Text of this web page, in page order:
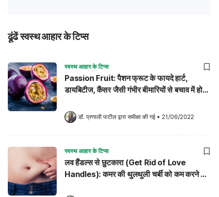
ढूंढें स्वस्थ आहार के टिप्स
स्वस्थ आहार के टिप्स
Passion Fruit: पैशन फ्रूट के फायदे हार्ट,
डायबिटीज, कैंसर जैसी गंभीर बीमारियों से बचाव में हो
डॉ. प्रणाली पाटील द्वारा समीक्षा की गई • 21/06/2022
स्वस्थ आहार के टिप्स
लव हैंडल्स से छुटकारा (Get Rid of Love
Handles): कमर की थुलथुली चर्बी को कम करने के